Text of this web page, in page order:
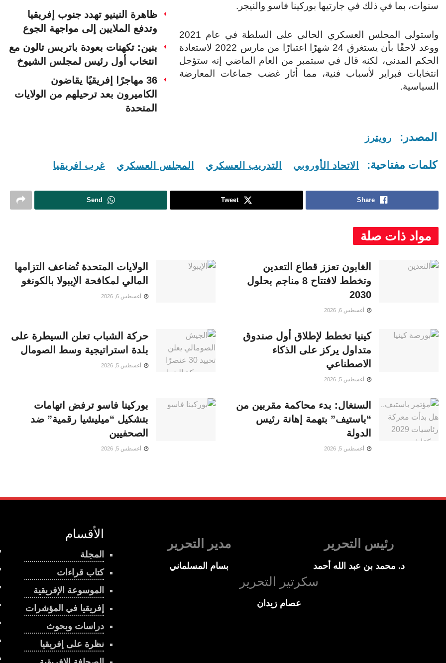
ظاهرة النينيو تهدد جنوب إفريقيا
وتدفع الملايين إلى مواجهة الجوع
بنين: تكهنات بعودة باتريس تالون مع
انتخاب أول رئيس لمجلس الشيوخ
36 مهاجرًا إفريقيًا يقاضون
الكاميرون بعد ترحيلهم من الولايات
المتحدة
سنوات، بما في ذلك في جارتيها بوركينا فاسو والنيجر.
واستولى المجلس العسكري الحالي على السلطة في عام 2021
ووعد لاحقًا بأن يستغرق 24 شهرًا اعتبارًا من مارس 2022 لاستعادة
الحكم المدني، لكنه قال في سبتمبر من العام الماضي إنه ستؤجل
انتخابات فبراير لأسباب فنية، مما أثار غضب جماعات المعارضة
السياسية.
المصدر: رويترز
كلمات مفتاحية: الاتحاد الأوروبي التدريب العسكري المجلس العسكري غرب افريقيا
Share
Tweet
Send
مواد ذات صلة
الغابون تعزز قطاع التعدين
وتخطط لافتتاح 8 مناجم بحلول
2030
أغسطس 6, 2026
الولايات المتحدة تُضاعف التزامها
المالي لمكافحة الإيبولا بالكونغو
أغسطس 6, 2026
كينيا تخطط لإطلاق أول صندوق
متداول يركز على الذكاء
الاصطناعي
أغسطس 5, 2026
حركة الشباب تعلن السيطرة على
بلدة استراتيجية وسط الصومال
أغسطس 5, 2026
السنغال: بدء محاكمة مقربين من
“باستيف” بتهمة إهانة رئيس
الدولة
أغسطس 5, 2026
بوركينا فاسو ترفض اتهامات
بتشكيل “ميليشيا رقمية” ضد
الصحفيين
أغسطس 5, 2026
الأقسام
المجلة
كتاب قراءات
الموسوعة الإفريقية
إفريقيا في المؤشرات
دراسات وبحوث
نظرة على إفريقيا
رئيس التحرير
د. محمد بن عبد الله أحمد
مدير التحرير
بسام المسلماني
سكرتير التحرير
عصام زيدان